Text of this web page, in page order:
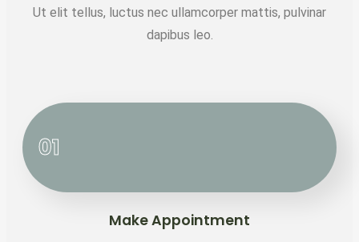
Ut elit tellus, luctus nec ullamcorper mattis, pulvinar
dapibus leo.
01
Make Appointment